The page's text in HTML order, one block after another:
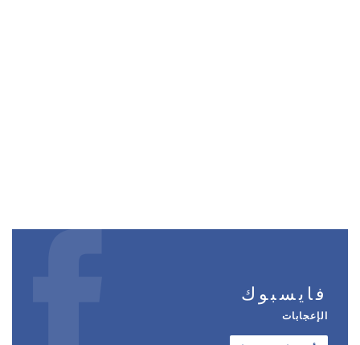
فايسبوك
الإعجابات